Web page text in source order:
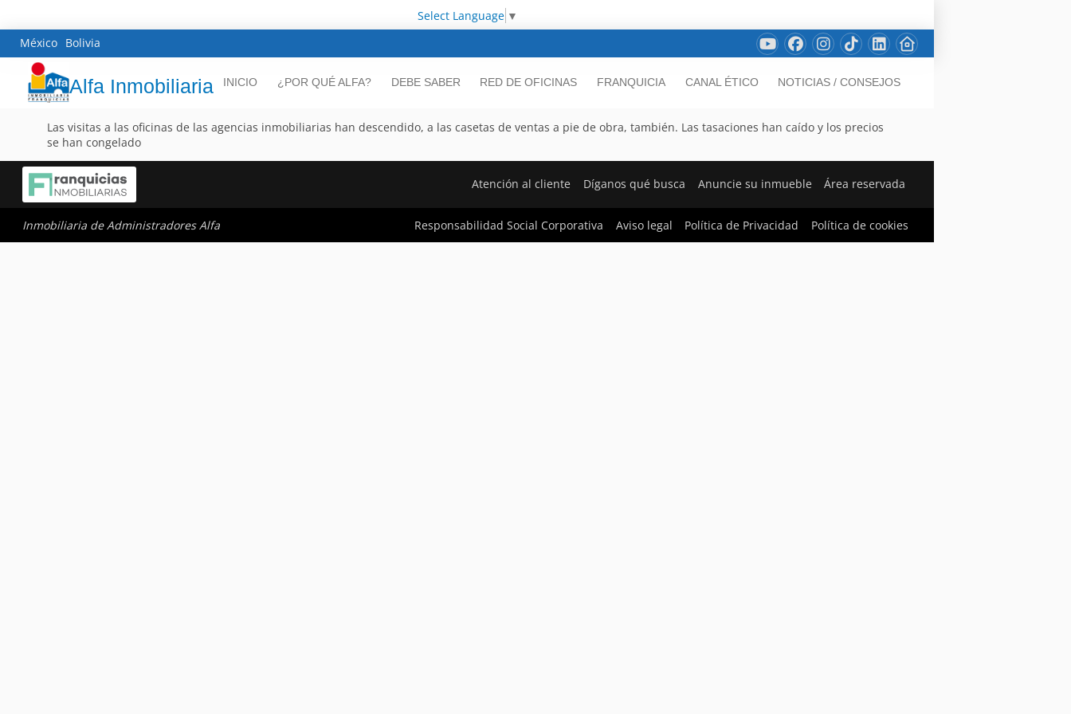
Select Language ▼
México Bolivia
Alfa Inmobiliaria INICIO ¿POR QUÉ ALFA? DEBE SABER RED DE OFICINAS FRANQUICIA CANAL ÉTICO NOTICIAS / CONSEJOS
Las visitas a las oficinas de las agencias inmobiliarias han descendido, a las casetas de ventas a pie de obra, también. Las tasaciones han caído y los precios
se han congelado
Atención al cliente Díganos qué busca Anuncie su inmueble Área reservada
Inmobiliaria de Administradores Alfa Responsabilidad Social Corporativa Aviso legal Política de Privacidad Política de cookies